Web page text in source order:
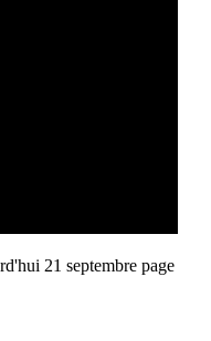
21 septembre page